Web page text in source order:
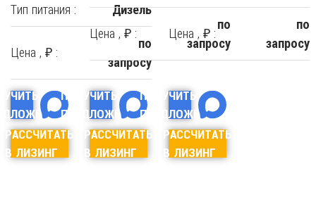
Тип питания : Дизель
Цена , ₽ :
по
запросу
РАССЧИТАТЬ
В ЛИЗИНГ
Цена , ₽ :
по
запросу
ПОЛУЧИТЬ
ПРЕДЛОЖЕНИЕ
РАССЧИТАТЬ
В ЛИЗИНГ
Цена , ₽ :
по
запросу
ПОЛУЧИТЬ
ПРЕДЛОЖЕНИЕ
РАССЧИТАТЬ
В ЛИЗИНГ